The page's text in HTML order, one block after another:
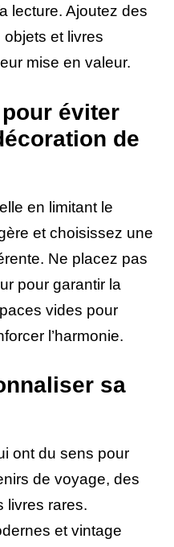
lecture. Ajoutez des
objets et livres
mise en valeur.
éviter
de
en limitant le
et choisissez une
Ne placez pas
pour garantir la
vides pour
l’harmonie.
sa
ont du sens pour
de voyage, des
livres rares.
et vintage